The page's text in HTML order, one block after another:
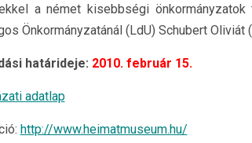
a német kisebbségi
Önkormányzatánál (LdU) Schubert
határideje: 2010. február 15.
adatlap
http://www.heimatmuseum.hu/